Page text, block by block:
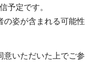
予定です。
姿が含まれる可能性
いただいた上でご参